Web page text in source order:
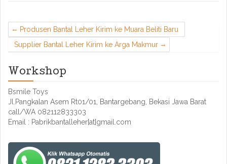
Produsen Bantal Leher Kirim ke Muara Beliti Baru
Supplier Bantal Leher Kirim ke Arga Makmur
Workshop
Bsmile Toys
Jl.Pangkalan Asem Rt01/01, Bantargebang, Bekasi Jawa Barat
call/WA 082112833303
Email : Pabrikbantalleher[at]gmail.com